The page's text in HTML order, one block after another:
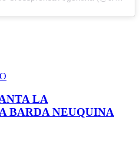
LA
BARDA NEUQUINA